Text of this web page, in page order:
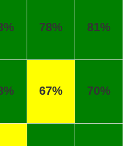
78% 81%
67% 70%